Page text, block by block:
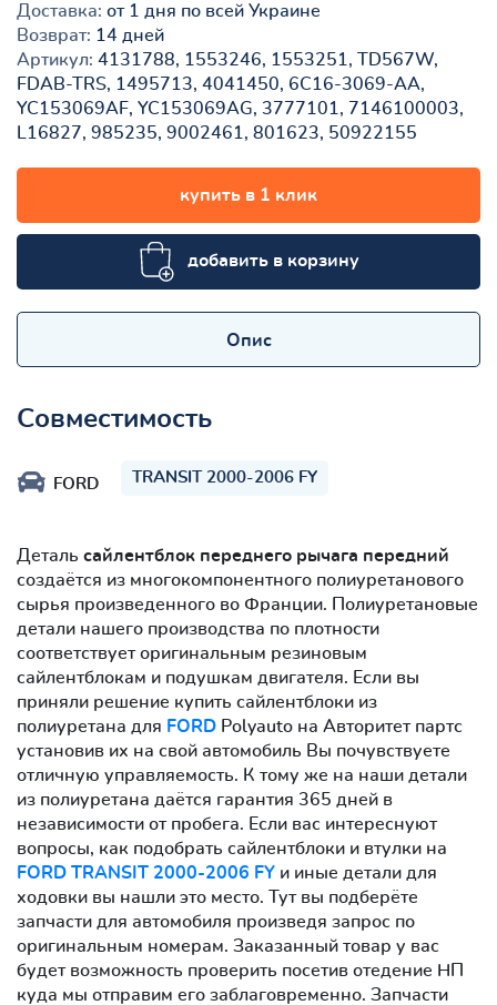
Доставка: от 1 дня по всей Украине
Возврат: 14 дней
Артикул: 4131788, 1553246, 1553251, TD567W,
FDAB-TRS, 1495713, 4041450, 6C16-3069-AA,
YC153069AF, YC153069AG, 3777101, 7146100003,
L16827, 985235, 9002461, 801623, 50922155
купить в 1 клик
добавить в корзину
Опис
Совместимость
FORD TRANSIT 2000-2006 FY
Деталь сайлентблок переднего рычага передний
создаётся из многокомпонентного полиуретанового
сырья произведенного во Франции. Полиуретановые
детали нашего производства по плотности
соответствует оригинальным резиновым
сайлентблокам и подушкам двигателя. Если вы
приняли решение купить сайлентблоки из
полиуретана для FORD Polyauto на Авторитет партс
установив их на свой автомобиль Вы почувствуете
отличную управляемость. К тому же на наши детали
из полиуретана даётся гарантия 365 дней в
независимости от пробега. Если вас интереснуют
вопросы, как подобрать сайлентблоки и втулки на
FORD TRANSIT 2000-2006 FY и иные детали для
ходовки вы нашли это место. Тут вы подберёте
запчасти для автомобиля произведя запрос по
оригинальным номерам. Заказанный товар у вас
будет возможность проверить посетив отедение НП
куда мы отправим его заблаговременно. Запчасти